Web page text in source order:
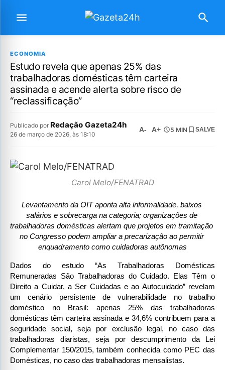
ECONOMIA
Estudo revela que apenas 25% das
trabalhadoras domésticas têm carteira
assinada e acende alerta sobre risco de
“reclassificação”
Publicado por Redação Gazeta24h
26 de março de 2026, às 18:10
A- A+ 5 MIN SALVE
Carol Melo/FENATRAD
Levantamento da OIT aponta alta informalidade, baixos
salários e sobrecarga na categoria; organizações de
trabalhadoras domésticas alertam que projetos em tramitação
no Congresso podem ampliar a precarização ao permitir
enquadramento como cuidadoras autônomas
Dados do estudo “As Trabalhadoras Domésticas
Remuneradas São Trabalhadoras do Cuidado. Elas Têm o
Direito a Cuidar, a Ser Cuidadas e ao Autocuidado” revelam
um cenário persistente de vulnerabilidade no trabalho
doméstico no Brasil: apenas 25% das trabalhadoras
domésticas têm carteira assinada e 34,6% contribuem para a
seguridade social, seja por exclusão legal, no caso das
trabalhadoras diaristas, seja por descumprimento da Lei
Complementar 150/2015, também conhecida como PEC das
Domésticas, no caso das trabalhadoras mensalistas.